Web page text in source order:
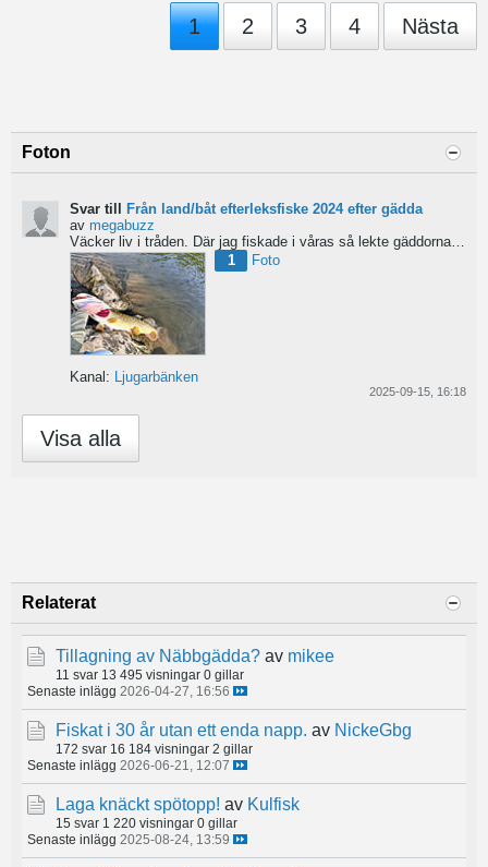
1 2 3 4 Nästa
Foton
Svar till
Från land/båt efterleksfiske 2024 efter gädda
av megabuzz
Väcker liv i tråden. Där jag fiskade i våras så lekte gäddorna från början av mars hela vägen in i juni...
1
Foto
Kanal: Ljugarbänken
2025-09-15, 16:18
Visa alla
Relaterat
Tillagning av Näbbgädda? av mikee
11 svar 13 495 visningar 0 gillar
Senaste inlägg 2026-04-27, 16:56
Fiskat i 30 år utan ett enda napp. av NickeGbg
172 svar 16 184 visningar 2 gillar
Senaste inlägg 2026-06-21, 12:07
Laga knäckt spötopp! av Kulfisk
15 svar 1 220 visningar 0 gillar
Senaste inlägg 2025-08-24, 13:59